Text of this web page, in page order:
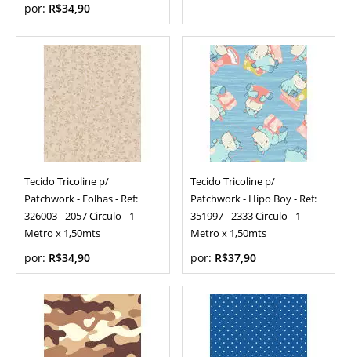
por: R$34,90
Tecido Tricoline p/
Patchwork - Folhas - Ref:
326003 - 2057 Circulo - 1
Metro x 1,50mts
por: R$34,90
Tecido Tricoline p/
Patchwork - Hipo Boy - Ref:
351997 - 2333 Circulo - 1
Metro x 1,50mts
por: R$37,90